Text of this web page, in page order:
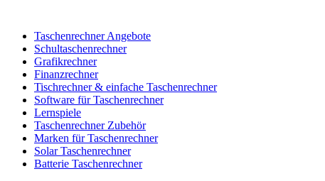
Taschenrechner Angebote
Schultaschenrechner
Grafikrechner
Finanzrechner
Tischrechner & einfache Taschenrechner
Software für Taschenrechner
Lernspiele
Taschenrechner Zubehör
Marken für Taschenrechner
Solar Taschenrechner
Batterie Taschenrechner